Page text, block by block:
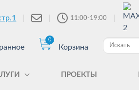
11:00-19:00
0
Корзина
ПРОЕКТЫ